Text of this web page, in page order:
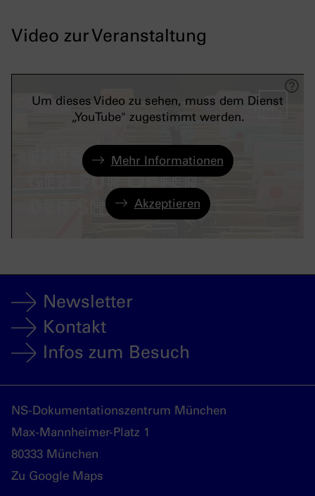
Video zur Veranstaltung
Um dieses Video zu sehen, muss dem Dienst
„YouTube" zugestimmt werden.
Mehr Informationen
Akzeptieren
Newsletter
Kontakt
Infos zum Besuch
NS-Dokumentationszentrum München
Max-Mannheimer-Platz 1
80333 München
Zu Google Maps